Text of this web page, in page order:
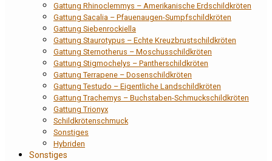
Gattung Rhinoclemmys – Amerikanische Erdschildkröten
Gattung Sacalia – Pfauenaugen-Sumpfschildkröten
Gattung Siebenrockiella
Gattung Staurotypus – Echte Kreuzbrustschildkröten
Gattung Sternotherus – Moschusschildkröten
Gattung Stigmochelys – Pantherschildkröten
Gattung Terrapene – Dosenschildkröten
Gattung Testudo – Eigentliche Landschildkröten
Gattung Trachemys – Buchstaben-Schmuckschildkröten
Gattung Trionyx
Schildkrötenschmuck
Sonstiges
Hybriden
Sonstiges